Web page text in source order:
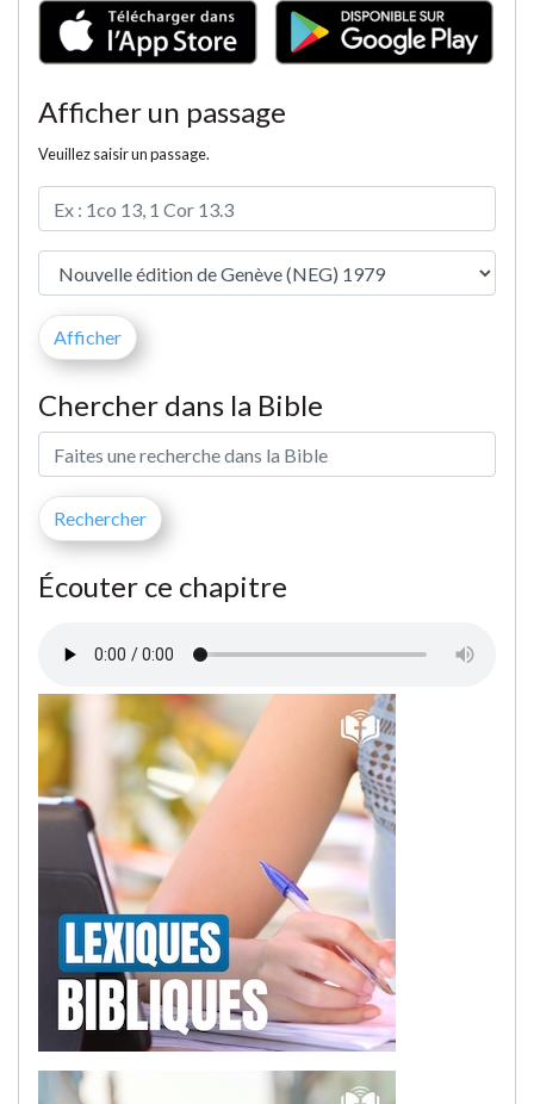
Afficher un passage
Veuillez saisir un passage.
Chercher dans la Bible
Écouter ce chapitre